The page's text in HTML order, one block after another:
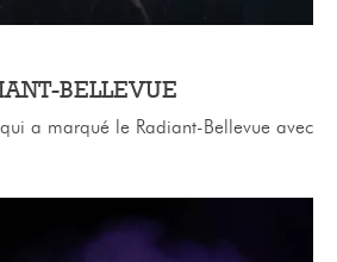
BELLEVUE
a marqué le Radiant-Bellevue avec